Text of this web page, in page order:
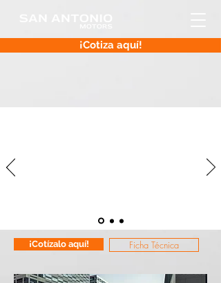
¡Cotiza aquí!
$ 11,090 o S/ 37,595
¡Cotízalo aquí! Ficha Técnica